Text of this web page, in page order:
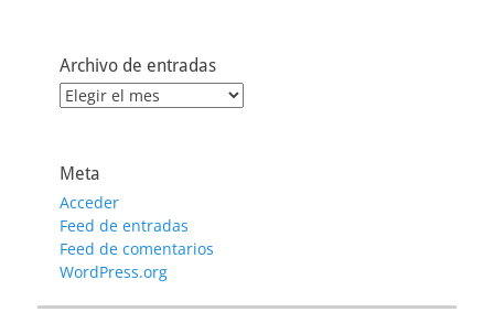
Archivo de entradas
Archivo
Meta
Acceder
Feed de entradas
Feed de comentarios
WordPress.org